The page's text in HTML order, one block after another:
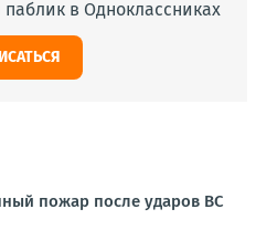
в Одноклассниках
пожар после ударов ВС